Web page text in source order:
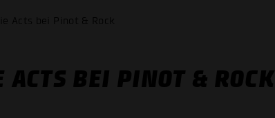
Acts bei Pinot & Rock
BEI PINOT & ROCK